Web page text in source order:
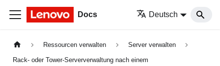
Docs Deutsch
Ressourcen verwalten Server verwalten
Rack- oder Tower-Serververwaltung nach einem